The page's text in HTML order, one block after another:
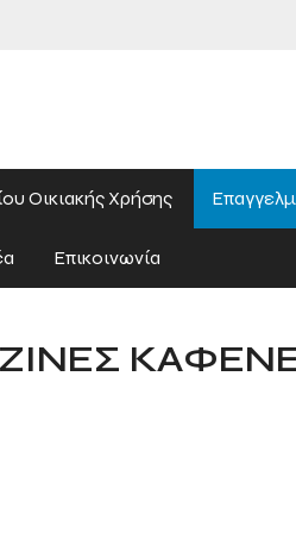
Οικιακής Χρήσης
Επικοινωνία